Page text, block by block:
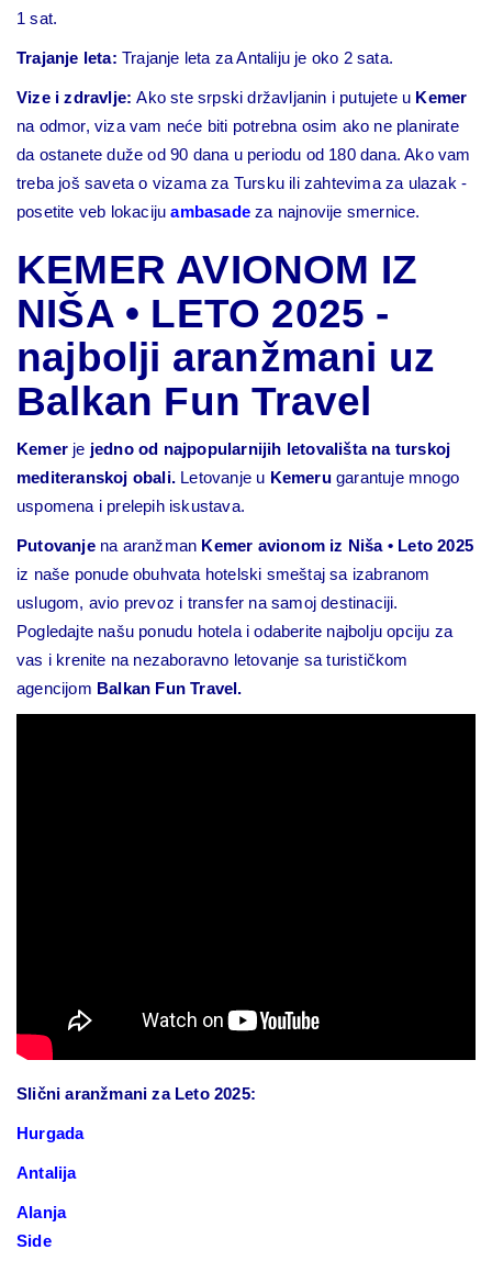
1 sat.
Trajanje leta: Trajanje leta za Antaliju je oko 2 sata.
Vize i zdravlje: Ako ste srpski državljanin i putujete u Kemer
na odmor, viza vam neće biti potrebna osim ako ne planirate
da ostanete duže od 90 dana u periodu od 180 dana. Ako vam
treba još saveta o vizama za Tursku ili zahtevima za ulazak -
posetite veb lokacijuambasade za najnovije smernice.
KEMER AVIONOM IZ
NIŠA • LETO 2025 -
najbolji aranžmani uz
Balkan Fun Travel
Kemer je jedno od najpopularnijih letovališta na turskoj
mediteranskoj obali. Letovanje u Kemerugarantuje mnogo
uspomena i prelepih iskustava.
Putovanje na aranžman Kemer avionom iz Niša • Leto 2025
iz naše ponude obuhvata hotelski smeštaj sa izabranom
uslugom, avio prevoz i transfer na samoj destinaciji.
Pogledajte našu ponudu hotela i odaberite najbolju opciju za
vas i krenite na nezaboravno letovanje sa turističkom
agencijom Balkan Fun Travel.
Slični aranžmani za Leto 2025:
Hurgada
Antalija
Alanja
Side